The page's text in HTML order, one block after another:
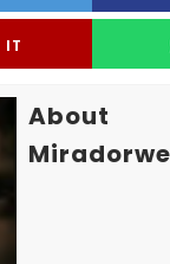
IT
About